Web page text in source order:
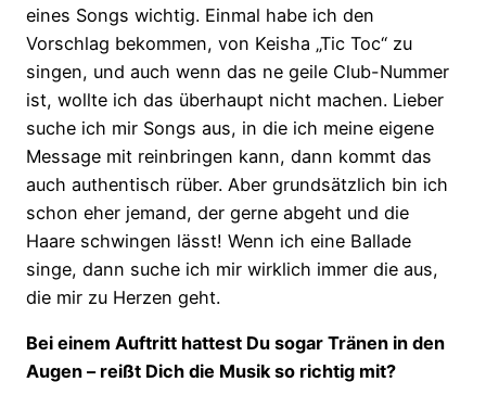
eines Songs wichtig. Einmal habe ich den
Vorschlag bekommen, von Keisha „Tic Toc“ zu
singen, und auch wenn das ne geile Club-Nummer
ist, wollte ich das überhaupt nicht machen. Lieber
suche ich mir Songs aus, in die ich meine eigene
Message mit reinbringen kann, dann kommt das
auch authentisch rüber. Aber grundsätzlich bin ich
schon eher jemand, der gerne abgeht und die
Haare schwingen lässt! Wenn ich eine Ballade
singe, dann suche ich mir wirklich immer die aus,
die mir zu Herzen geht.
Bei einem Auftritt hattest Du sogar Tränen in den
Augen – reißt Dich die Musik so richtig mit?